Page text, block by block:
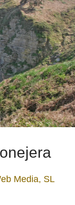
Media, SL